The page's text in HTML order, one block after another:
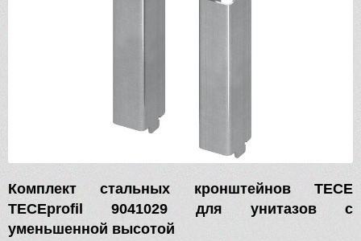
Комплект стальных кронштейнов TECE
TECEprofil 9041029 для унитазов с
уменьшенной высотой